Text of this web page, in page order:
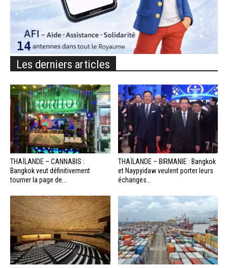
Les derniers articles
THAÏLANDE – CANNABIS :
Bangkok veut définitivement
tourner la page de...
THAÏLANDE – BIRMANIE : Bangkok
et Naypyidaw veulent porter leurs
échanges...